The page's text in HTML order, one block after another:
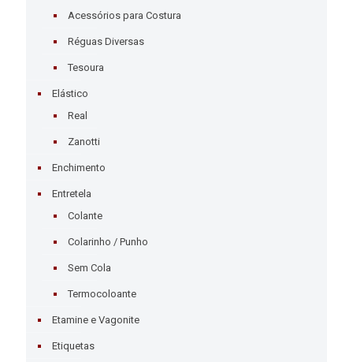
Acessórios para Costura
Réguas Diversas
Tesoura
Elástico
Real
Zanotti
Enchimento
Entretela
Colante
Colarinho / Punho
Sem Cola
Termocoloante
Etamine e Vagonite
Etiquetas